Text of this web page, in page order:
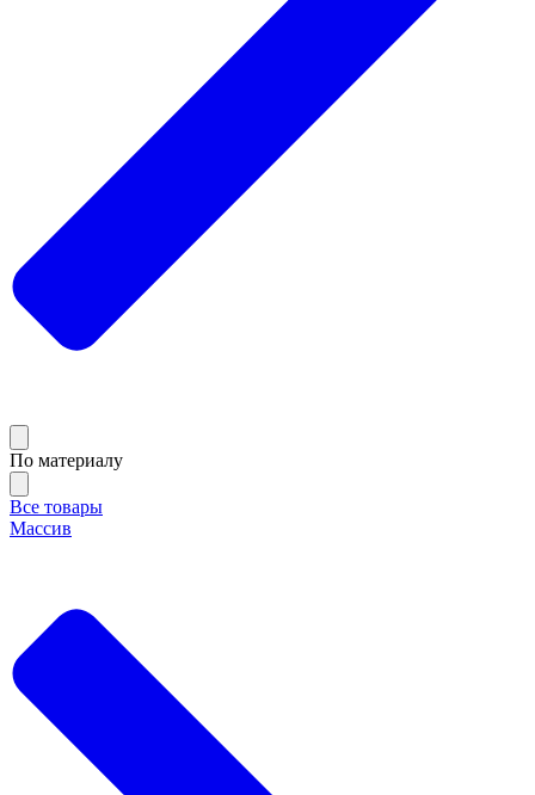
По материалу
Все товары
Массив